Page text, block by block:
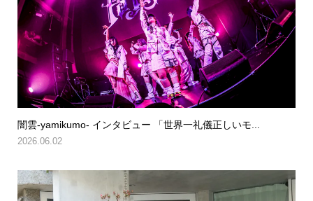
闇雲-yamikumo- インタビュー 「世界一礼儀正しいモ...
2026.06.02